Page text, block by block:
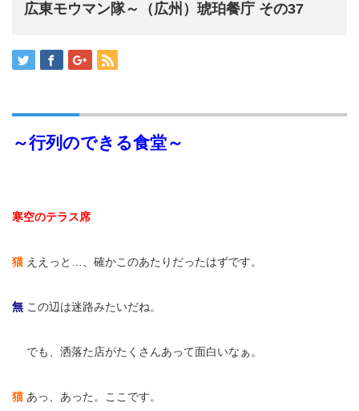
広東モウマン隊～（広州）琥珀餐庁 その37
～行列のできる食堂～
寒空のテラス席
猫 ええっと…、確かこのあたりだったはずです。
無 この辺は迷路みたいだね。
でも、洒落た店がたくさんあって面白いなぁ。
猫 あっ、あった。ここです。